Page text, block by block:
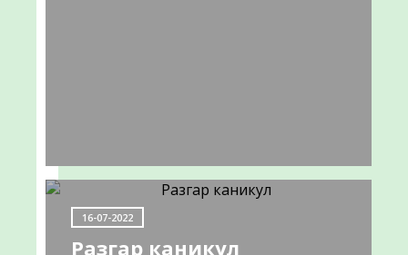
друзья!
16-07-2022
Разгар каникул